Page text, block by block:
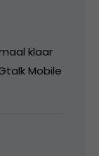
klaar
Mobile